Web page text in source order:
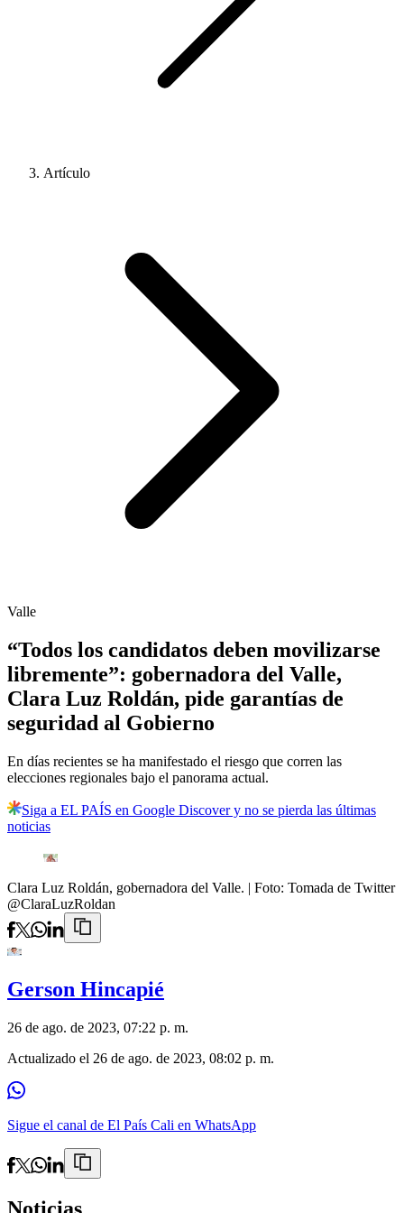
Artículo
Valle
“Todos los candidatos deben movilizarse
libremente”: gobernadora del Valle,
Clara Luz Roldán, pide garantías de
seguridad al Gobierno
En días recientes se ha manifestado el riesgo que corren las
elecciones regionales bajo el panorama actual.
Siga a EL PAÍS en Google Discover y no se pierda las últimas
noticias
Clara Luz Roldán, gobernadora del Valle. | Foto: Tomada de Twitter
@ClaraLuzRoldan
Gerson Hincapié
26 de ago. de 2023, 07:22 p. m.
Actualizado el 26 de ago. de 2023, 08:02 p. m.
Sigue el canal de El País Cali en WhatsApp